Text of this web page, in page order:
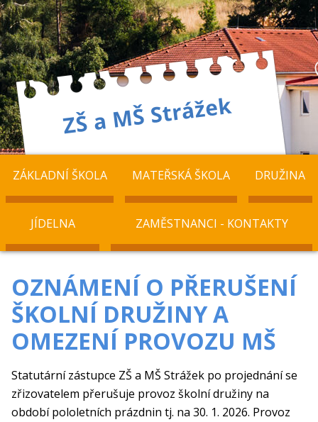
ZÁKLADNÍ ŠKOLA MATEŘSKÁ ŠKOLA DRUŽINA
JÍDELNA ZAMĚSTNANCI - KONTAKTY
OZNÁMENÍ O PŘERUŠENÍ
ŠKOLNÍ DRUŽINY A
OMEZENÍ PROVOZU MŠ
Statutární zástupce ZŠ a MŠ Strážek po projednání se
zřizovatelem přerušuje provoz školní družiny na
období pololetních prázdnin tj. na 30. 1. 2026. Provoz